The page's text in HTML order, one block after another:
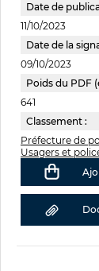
Date de
11/10/2023
Date de la
09/10/2023
Poids du PDF
641
Classement :
Préfecture de
Usagers et